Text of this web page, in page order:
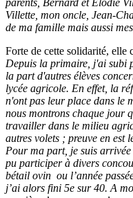
parents, Bernard et Élodie
Villette, mon oncle, Jean-
de ma famille mais aussi
Forte de cette solidarité, elle
Depuis la primaire, j'ai subi
la part d'autres élèves
lycée agricole. En effet, la
n'ont pas leur place dans le
nous montrons chaque jour
travailler dans le milieu
autres volets ; preuve en est
Pour ma part, je suis
pu participer à divers
bétail ovin ou l’année
j’ai alors fini 5e sur 40. A